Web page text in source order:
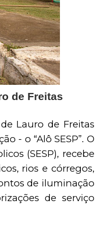
de Freitas
Lauro de Freitas
- o “Alô SESP”. O
(SESP), recebe
rios e córregos,
de iluminação
de serviço